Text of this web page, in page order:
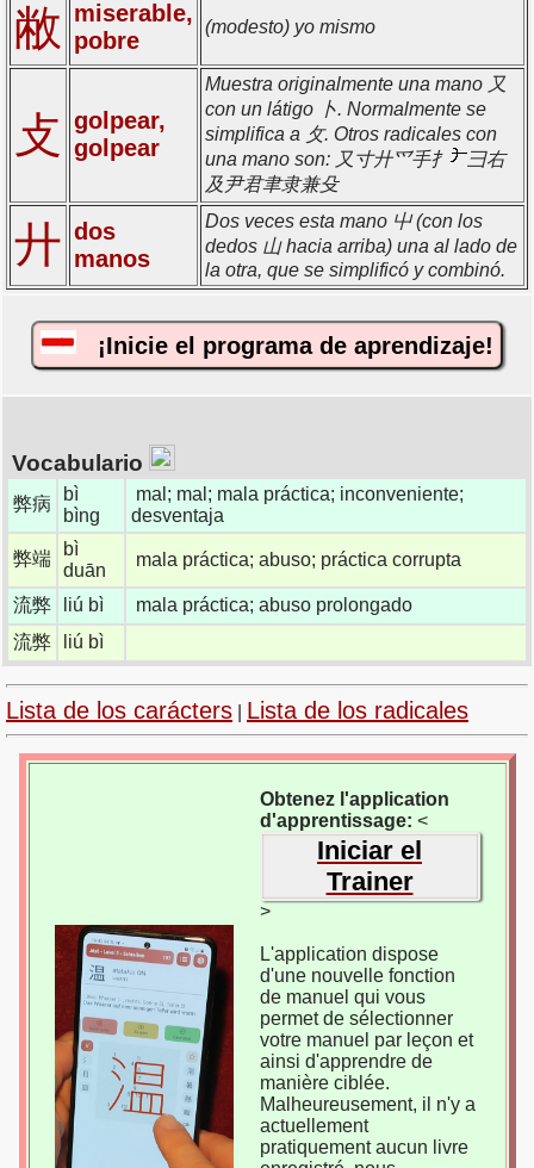
敝 miserable,
pobre
(modesto) yo mismo
攴 golpear,
golpear
Muestra originalmente una mano 又
con un látigo 卜. Normalmente se
simplifica a 攵. Otros radicales con
una mano son: 又寸廾爫手扌
彐右
及尹君聿隶兼殳
廾 dos
manos
Dos veces esta mano 屮 (con los
dedos 山 hacia arriba) una al lado de
la otra, que se simplificó y combinó.
¡Inicie el programa de aprendizaje!
Vocabulario
弊病
bì
bìng
mal; mal; mala práctica; inconveniente;
desventaja
弊端
bì
duān
mala práctica; abuso; práctica corrupta
流弊 liú bì
mala práctica; abuso prolongado
流弊
liú bì
Lista de los carácters Lista de los radicales
Obtenez l'application
d'apprentissage: <
Iniciar el
Trainer
>
L'application dispose
d'une nouvelle fonction
de manuel qui vous
permet de sélectionner
votre manuel par leçon et
ainsi d'apprendre de
manière ciblée.
Malheureusement, il n'y a
actuellement
pratiquement aucun livre